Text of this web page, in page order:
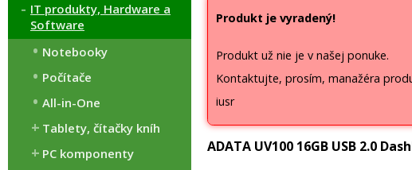
IT produkty, Hardware a
Software
Notebooky
Počítače
All-in-One
Tablety, čítačky kníh
PC komponenty
Produkt je vyradený!
Produkt už nie je v našej ponuke.
Kontaktujte, prosím, manažéra
iusr
ADATA UV100 16GB USB 2.0